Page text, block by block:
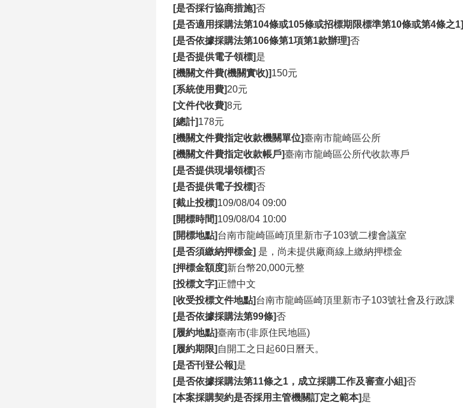
[是否採行協商措施]否
[是否適用採購法第104條或105條或招標期限標準第10條或第4條之1]
[是否依據採購法第106條第1項第1款辦理]否
[是否提供電子領標]是
[機關文件費(機關實收)]150元
[系統使用費]20元
[文件代收費]8元
[總計]178元
[機關文件費指定收款機關單位]臺南市龍崎區公所
[機關文件費指定收款帳戶]臺南市龍崎區公所代收款專戶
[是否提供現場領標]否
[是否提供電子投標]否
[截止投標]109/08/04 09:00
[開標時間]109/08/04 10:00
[開標地點]台南市龍崎區崎頂里新市子103號二樓會議室
[是否須繳納押標金] 是，尚未提供廠商線上繳納押標金
[押標金額度]新台幣20,000元整
[投標文字]正體中文
[收受投標文件地點]台南市龍崎區崎頂里新市子103號社會及行政課
[是否依據採購法第99條]否
[履約地點]臺南市(非原住民地區)
[履約期限] 自開工之日起60日曆天。
[是否刊登公報]是
[是否依據採購法第11條之1，成立採購工作及審查小組]否
[本案採購契約是否採用主管機關訂定之範本]是